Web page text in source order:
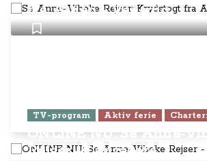
fra Athen - Venedig
TV-program Aktiv ferie
ONLINE NU: Se Anne-
Rejser - Lanzarote